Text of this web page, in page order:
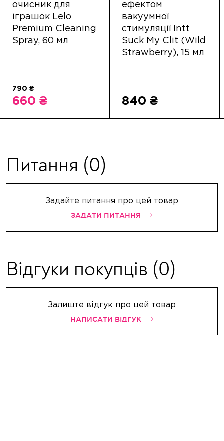
очисник для
іграшок Lelo
Premium Cleaning
Spray, 60 мл
660 ₴
ефектом
вакуумної
стимуляції Intt
Suck My Clit (Wild
Strawberry), 15 мл
840 ₴
Питання (0)
Задайте питання про цей товар
ЗАДАТИ ПИТАННЯ
Відгуки покупців (0)
Залиште відгук про цей товар
НАПИСАТИ ВІДГУК